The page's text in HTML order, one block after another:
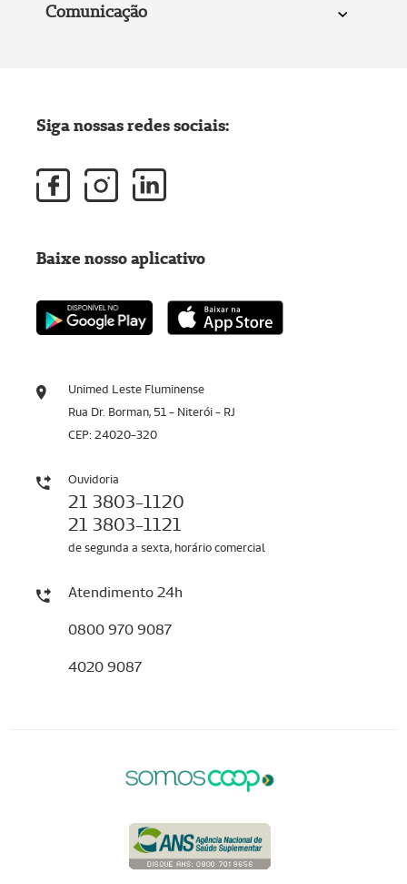
Comunicação
Unimed Leste Fluminense
Rua Dr. Borman, 51 - Niterói - RJ
CEP: 24020-320
Ouvidoria
21 3803-1120
21 3803-1121
de segunda a sexta, horário comercial
Atendimento 24h
0800 970 9087
4020 9087
Siga nossas redes sociais:
Baixe nosso aplicativo